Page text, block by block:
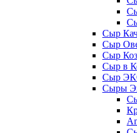
Сыр
Сыр
Сыр
Сыр в
Сыр
Сыры